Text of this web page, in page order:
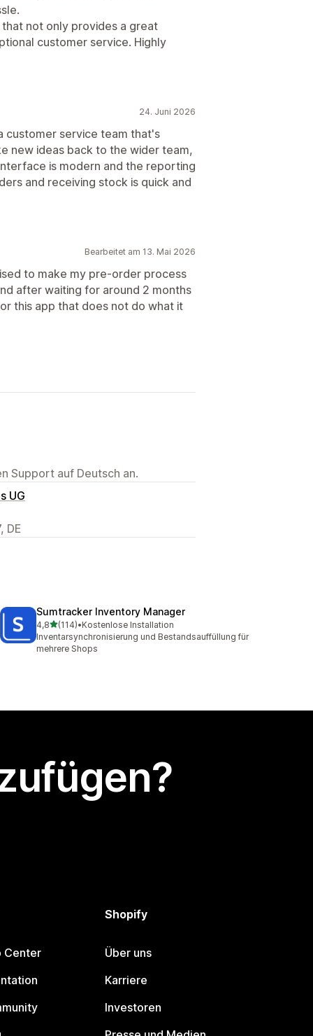
not only provides a great
customer service. Highly
24. Juni 2026
customer service team that's
new ideas back to the wider team,
is modern and the reporting
and receiving stock is quick and
Bearbeitet am 13. Mai 2026
to make my pre-order process
after waiting for around 2 months
this app that does not do what it
Support auf Deutsch an.
UG
DE
Sumtracker Inventory Manager
4,8von 5 Sternen
(114)
114 Rezensionen insgesamt
•Kostenlose Installation
Inventarsynchronisierung und Bestandsauffüllung für
mehrere Shops
Center
Shopify
Über uns
Karriere
Investoren